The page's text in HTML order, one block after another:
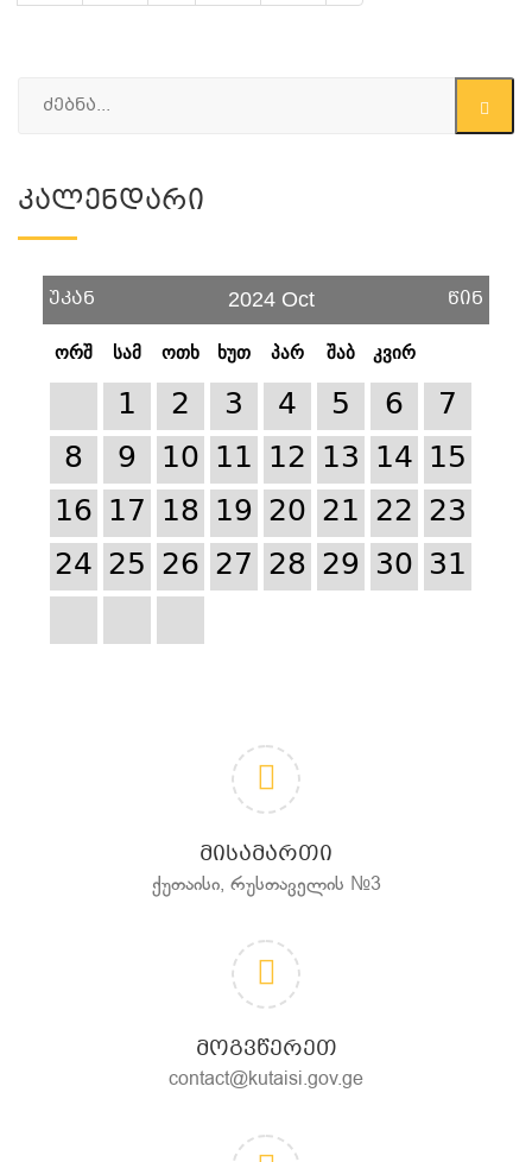
Კალენდარი
უკან 2024 Oct წინ
ორშ სამ ოთხ ხუთ პარ შაბ კვირ
1 2 3 4 5 6
7
8
9 10 11 12 13 14 15
16 17 18 19 20 21 22 23
24 25 26 27 28 29 30 31
ᲛᲘᲡᲐᲛᲐᲠᲗᲘ
ქუთაისი, რუსთაველის №3
ᲛᲝᲒᲕᲬᲔᲠᲔᲗ
contact@kutaisi.gov.ge